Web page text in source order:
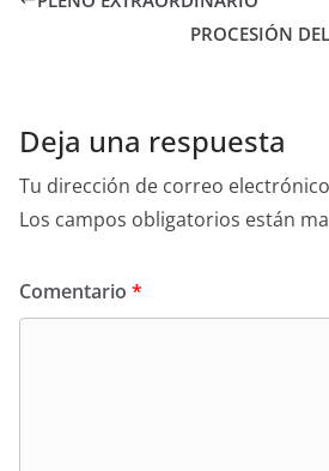
PROCESIÓN
Deja una respuesta
Tu dirección de correo
Los campos obligatorios están
Comentario *